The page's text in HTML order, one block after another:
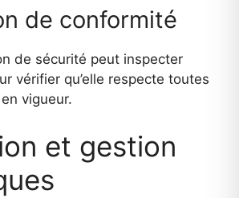
de conformité
de sécurité peut inspecter
vérifier qu’elle respecte toutes
vigueur.
et gestion